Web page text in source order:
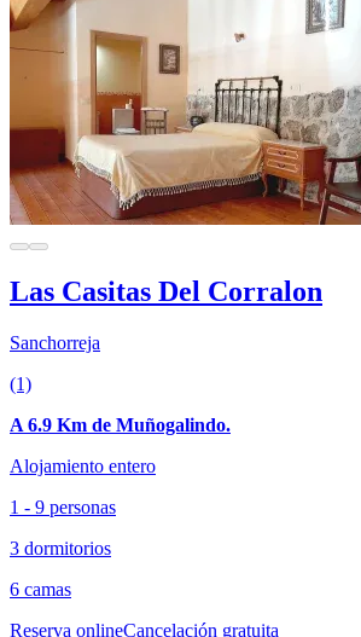
Las Casitas Del Corralon
Sanchorreja
(1)
A 6.9 Km de Muñogalindo.
Alojamiento entero
1 - 9 personas
3 dormitorios
6 camas
Reserva onlineCancelación gratuita